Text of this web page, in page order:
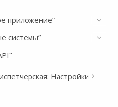
приложение”
системы”
Настройки